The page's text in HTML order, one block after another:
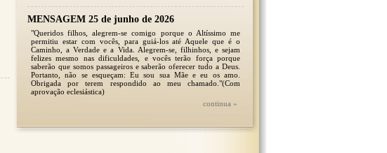
MENSAGEM 25 de junho de 2026
"Queridos filhos, alegrem-se comigo porque o Altíssimo me
permitiu estar com vocês, para guiá-los até Aquele que é o
Caminho, a Verdade e a Vida. Alegrem-se, filhinhos, e sejam
felizes mesmo nas dificuldades, e vocês terão força porque
saberão que somos passageiros e saberão oferecer tudo a Deus.
Portanto, não se esqueçam: Eu sou sua Mãe e eu os amo.
Obrigada por terem respondido ao meu chamado."(Com
aprovação eclesiástica)
continua »